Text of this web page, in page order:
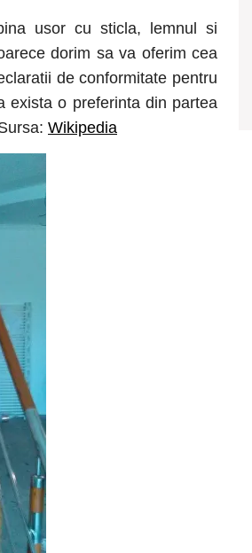
usor cu sticla, lemnul si
dorim sa va oferim cea
de conformitate pentru
exista o preferinta din partea
Wikipedia